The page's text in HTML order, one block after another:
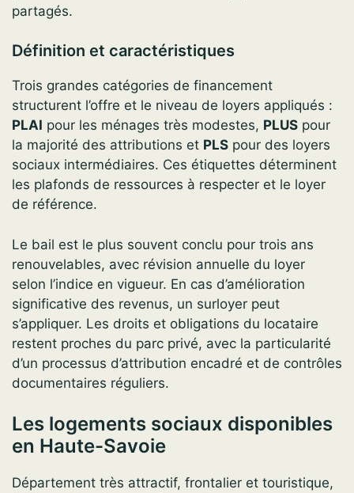
partagés.
Définition et caractéristiques
Trois grandes catégories de financement
structurent l’offre et le niveau de loyers appliqués :
PLAI pour les ménages très modestes, PLUS pour
la majorité des attributions et PLS pour des loyers
sociaux intermédiaires. Ces étiquettes déterminent
les plafonds de ressources à respecter et le loyer
de référence.
Le bail est le plus souvent conclu pour trois ans
renouvelables, avec révision annuelle du loyer
selon l’indice en vigueur. En cas d’amélioration
significative des revenus, un surloyer peut
s’appliquer. Les droits et obligations du locataire
restent proches du parc privé, avec la particularité
d’un processus d’attribution encadré et de contrôles
documentaires réguliers.
Les logements sociaux disponibles
en Haute-Savoie
Département très attractif, frontalier et touristique,